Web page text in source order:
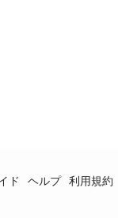
ド ヘルプ 利用規約